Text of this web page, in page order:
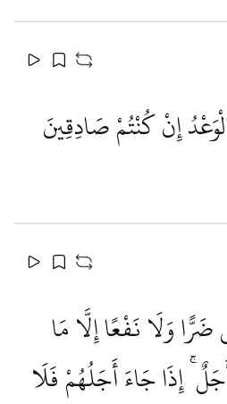
إِنْ كُنْتُمْ صَادِقِينَ
وَلَا نَفْعًا إِلَّا مَا
إِذَا جَاءَ أَجَلُهُمْ فَلَا